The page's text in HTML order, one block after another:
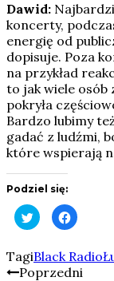
Dawid:
koncerty,
energię od
dopisuje. Poza
na przykład
to jak wiele osób
pokryła
Bardzo lubimy
gadać z ludźmi,
które wspierają
Podziel się:
Click
to
share
Twitter
(Opens
in
Click
to
Facebook
(Opens
in
TagiBlack Radio
Poprzedni